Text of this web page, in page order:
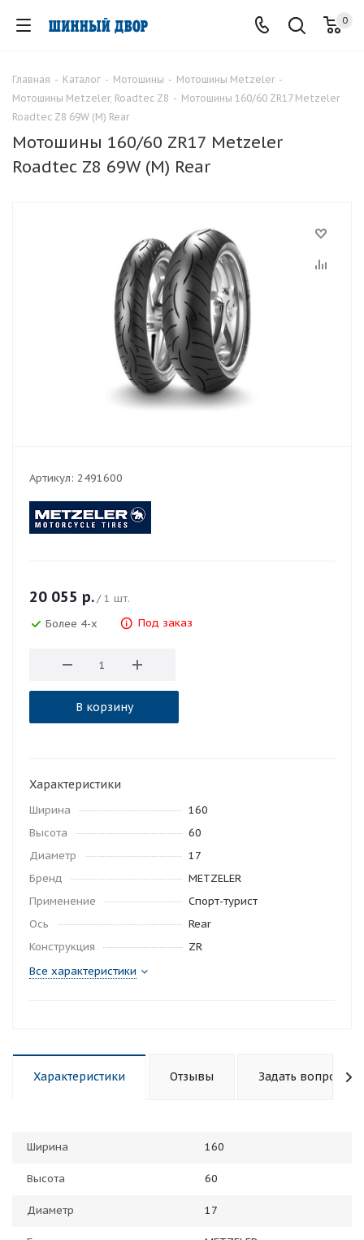
0
Главная - Каталог - Мотошины - Мотошины Metzeler -
Мотошины Metzeler, Roadtec Z8 - Мотошины 160/60 ZR17 Metzeler
Roadtec Z8 69W (M) Rear
Мотошины 160/60 ZR17 Metzeler
Roadtec Z8 69W (M) Rear
Артикул: 2491600
20 055 р./ 1 шт.
Более 4-х
Под заказ
В корзину
Характеристики
Ширина
160
Высота
60
Диаметр
17
Бренд
METZELER
Применение
Спорт-турист
Ось
Rear
Конструкция
ZR
Все характеристики
Характеристики Отзывы Задать вопрос
Ширина 160
Высота 60
Диаметр 17